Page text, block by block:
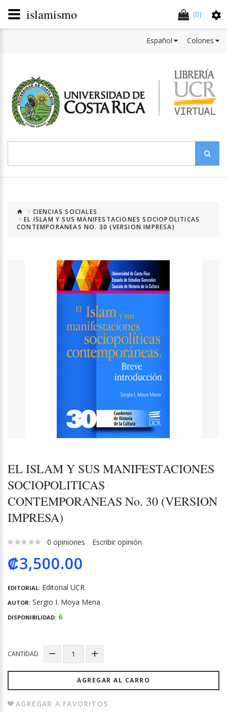
(0)
Colones
Español
CIENCIAS SOCIALES
EL ISLAM Y SUS MANIFESTACIONES SOCIOPOLITICAS
CONTEMPORANEAS NO. 30 (VERSION IMPRESA)
EL ISLAM Y SUS MANIFESTACIONES
SOCIOPOLITICAS
CONTEMPORANEAS No. 30 (VERSION
IMPRESA)
0 opiniones Escribir opinión
₡3,500.00
EDITORIAL: Editorial UCR
AUTOR: Sergio I. Moya Mena
DISPONIBILIDAD: 6
CANTIDAD
AGREGAR AL CARRO
AGREGAR A FAVORITOS
islamismo